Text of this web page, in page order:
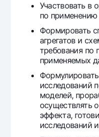
Ищите по сайту
Search
Helpful links
Press Center
Offices and ATMs
Consent for processing
Участвовать в
по
Формировать
агрегатов и
требования по
применяемых
исследований
моделей,
осуществлять
эффекта,
исследований